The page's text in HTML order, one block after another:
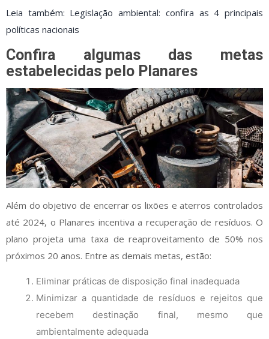
Leia também: Legislação ambiental: confira as 4 principais
políticas nacionais
Confira algumas das metas
estabelecidas pelo Planares
Além do objetivo de encerrar os lixões e aterros controlados
até 2024, o Planares incentiva a recuperação de resíduos. O
plano projeta uma taxa de reaproveitamento de 50% nos
próximos 20 anos. Entre as demais metas, estão:
Eliminar práticas de disposição final inadequada
Minimizar a quantidade de resíduos e rejeitos que
recebem destinação final, mesmo que
ambientalmente adequada